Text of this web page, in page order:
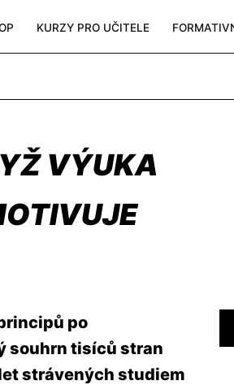
KURZY PRO UČITELE
VÝUKA
po
souhrn tisíců stran
strávených studiem